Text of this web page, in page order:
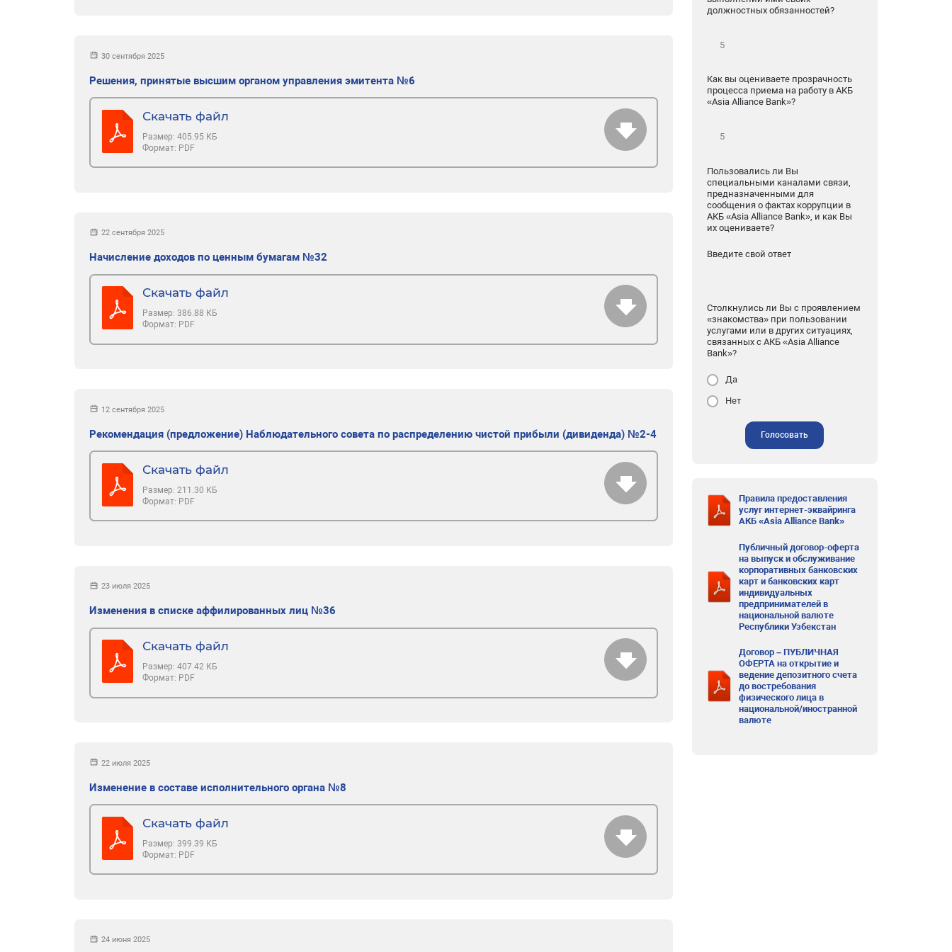
30 сентября 2025
Решения, принятые высшим органом управления эмитента №6
Скачать файл
Размер:405.95 КБ
Формат: PDF
22 сентября 2025
Начисление доходов по ценным бумагам №32
Скачать файл
Размер: 386.88 КБ
Формат: PDF
12 сентября 2025
Рекомендация (предложение) Наблюдательного совета по распределению чистой прибыли (дивиденда) №2-4
Скачать файл
Размер:211.30 КБ
Формат: PDF
23 июля 2025
Изменения в списке аффилированных лиц №36
Скачать файл
Размер:407.42 КБ
Формат: PDF
22 июля 2025
Изменение в составе исполнительного органа №8
Скачать файл
Размер: 399.39 КБ
Формат: PDF
24 июня 2025
должностных обязанностей?
Как вы оцениваете прозрачность
процесса приема на работу в АКБ
«Asia Alliance Bank»?
Пользовались ли Вы
специальными каналами связи,
предназначенными для
сообщения о фактах коррупции в
АКБ «Asia Alliance Bank», и как Вы
их оцениваете?
Введите свой ответ
Столкнулись ли Вы с проявлением
«знакомства» при пользовании
услугами или в других ситуациях,
связанных с АКБ «Asia Alliance
Bank»?
Да
Нет
Голосовать
Правила предоставления
услуг интернет-эквайринга
АКБ «Asia Alliance Bank»
Публичный договор-оферта
на выпуск и обслуживание
корпоративных банковских
карт и банковских карт
индивидуальных
предпринимателей в
национальной валюте
Республики Узбекстан
Договор – ПУБЛИЧНАЯ
ОФЕРТА на открытие и
ведение депозитного счета
до востребования
физического лица в
национальной/иностранной
валюте